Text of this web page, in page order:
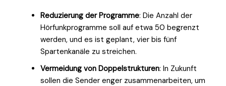
Reduzierung der Programme: Die Anzahl der
Hörfunkprogramme soll auf etwa 50 begrenzt
werden, und es ist geplant, vier bis fünf
Spartenkanäle zu streichen.
Vermeidung von Doppelstrukturen: In Zukunft
sollen die Sender enger zusammenarbeiten, um